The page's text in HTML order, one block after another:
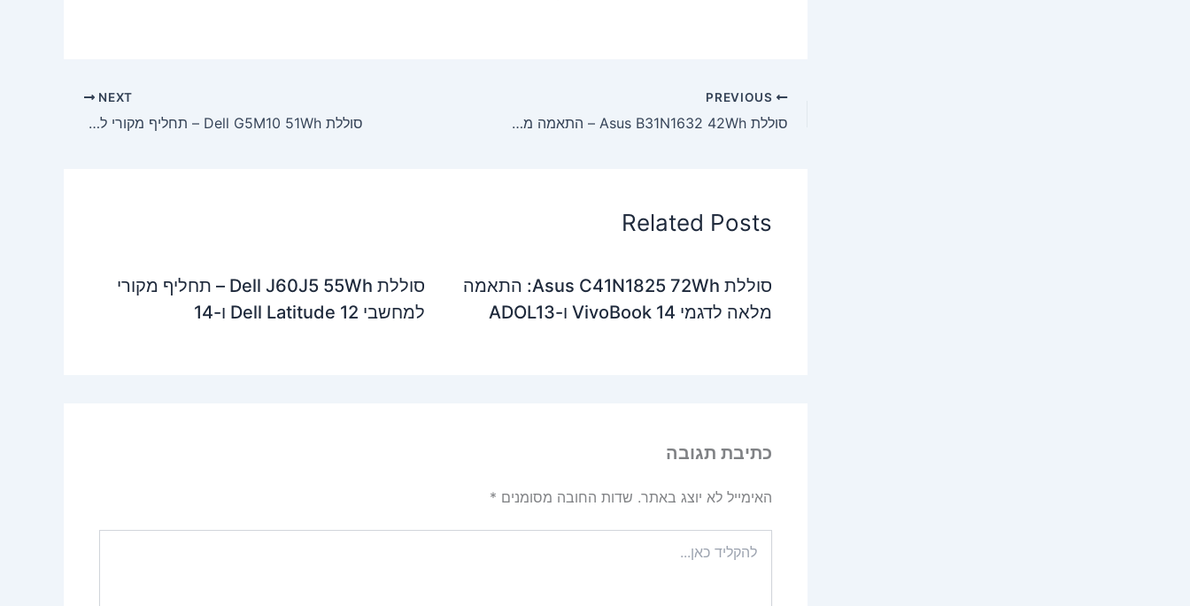
סוללת Asus B31N1632 42Wh – התאמה מלאה ל-VivoBook 14 A405UA, X405UA ודגמים נוספים
NEXT
סוללת Dell G5M10 51Wh – תחליף מקורי למחשבי Dell Latitude 12/14/15
Related Posts
סוללת Asus C41N1825 72Wh: התאמה
מלאה לדגמי VivoBook 14 ו-ADOL13
סוללת Dell J60J5 55Wh – תחליף מקורי
למחשבי Dell Latitude 12 ו-14
כתיבת תגובה
האימייל לא יוצג באתר. שדות החובה מסומנים *
כאן...